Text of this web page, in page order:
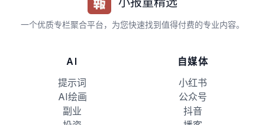
一个优质专栏聚合平台，为您快速找到值得付费的专业内容。
AI
提示词
AI绘画
副业
自媒体
小红书
公众号
抖音